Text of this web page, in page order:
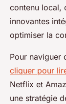
contenu local,
innovantes
optimiser la
Pour naviguer
cliquer pour
Netflix et
une stratégie